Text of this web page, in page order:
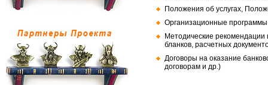
Положения об услугах,
Организационные
Методические
бланков, расчетных
Договоры на оказание
договорам и др.)